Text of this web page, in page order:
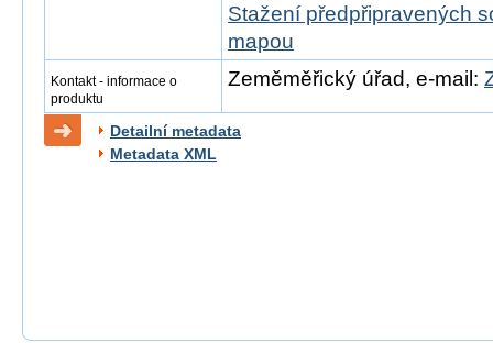
Stažení předpřipravených
mapou
Kontakt - informace o
produktu
Zeměměřický úřad, e-mail:
Detailní metadata
Metadata XML